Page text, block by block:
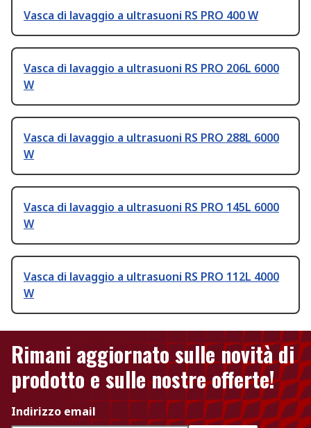
Vasca di lavaggio a ultrasuoni RS PRO 400 W
Vasca di lavaggio a ultrasuoni RS PRO 206L 6000
W
Vasca di lavaggio a ultrasuoni RS PRO 288L 6000
W
Vasca di lavaggio a ultrasuoni RS PRO 145L 6000
W
Vasca di lavaggio a ultrasuoni RS PRO 112L 4000
W
Rimani aggiornato sulle novità di
prodotto e sulle nostre offerte!
Indirizzo email